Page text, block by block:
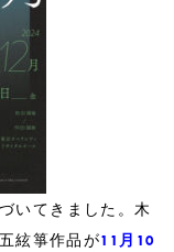
いてきました。木
絃箏作品が11月10